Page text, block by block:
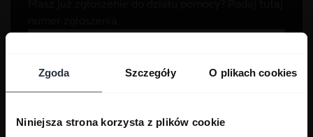
Zgoda Szczegóły O plikach cookies
Niniejsza strona korzysta z plików cookie